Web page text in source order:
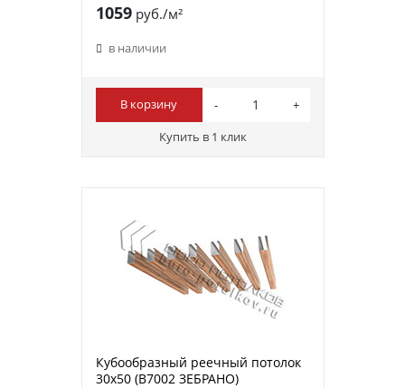
1059руб./м²
в наличии
В корзину
Купить в 1 клик
Кубообразный реечный потолок
30х50 (B7002 ЗЕБРАНО)